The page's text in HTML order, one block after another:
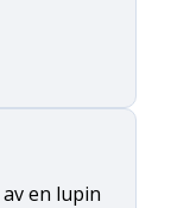
en lupin